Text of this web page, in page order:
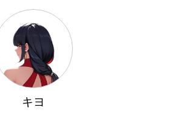
キヨ